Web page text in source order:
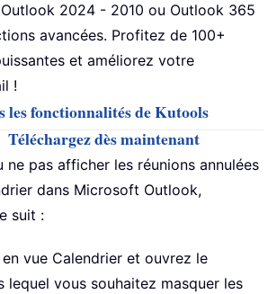
2024 - 2010 ou Outlook 365
avancées. Profitez de 100+
et améliorez votre
!
les fonctionnalités de Kutools
Téléchargez dès maintenant
ne pas afficher les réunions annulées
dans Microsoft Outlook,
suit :
en vue Calendrier et ouvrez le
lequel vous souhaitez masquer les